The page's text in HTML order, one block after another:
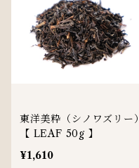
東洋美粋（シノワズリー）
【 LEAF 50g 】
¥1,610